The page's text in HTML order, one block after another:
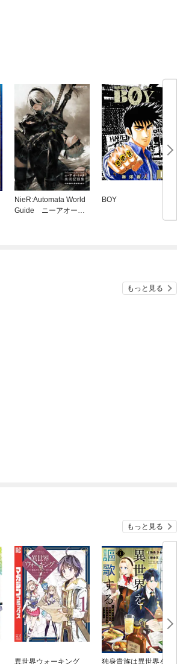
NieR:Automata World
Guide ニーアオート
BOY
もっと見る
もっと見る
異世界ウォーキング
独身貴族は異世界を謳